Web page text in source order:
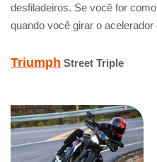
desfiladeiros. Se você for
quando você girar o acelerador
Triumph Street Triple